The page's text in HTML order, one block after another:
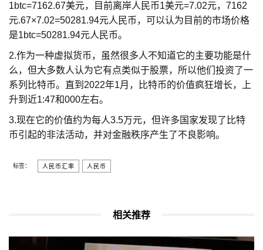
1btc=7162.67美元，目前离岸人民币1美元=7.02元，7162
元.67×7.02=50281.94元人民币，可以认为目前的市场价格
是1btc=50281.94元人民币。
2.作为一种虚拟货币，虽然很多人不知道它的主要功能是什
么，但大多数人认为它有点类似于股票，所以他们投资了一
系列比特币。直到2022年1月，比特币的价值疯狂增长，上
升到近1:47和000左右。
3.现在它的价值约为每人3.5万元，但许多国家发现了比特
币引起的非法活动，并对金融秩序产生了不良影响。
标签： 人民币汇率 人民币
相关推荐